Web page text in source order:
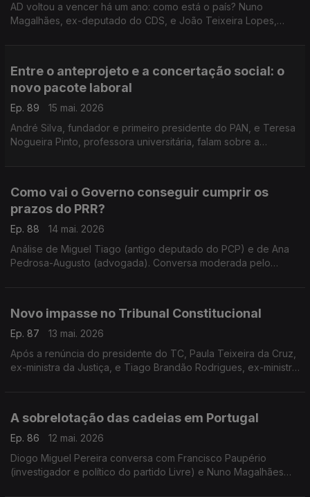
AD voltou a vencer há um ano: como está o país? Nuno
Magalhães, ex-deputado do CDS, e João Teixeira Lopes,
Entre o anteprojeto e a concertação social: o
novo pacote laboral
Ep. 89
15 mai. 2026
André Silva, fundador e primeiro presidente do PAN, e Teresa
Nogueira Pinto, professora universitária, falam sobre a
Como vai o Governo conseguir cumprir os
prazos do PRR?
Ep. 88
14 mai. 2026
Análise de Miguel Tiago (antigo deputado do PCP) e de Ana
Pedrosa-Augusto (advogada). Conversa moderada pelo
Novo impasse no Tribunal Constitucional
Ep. 87
13 mai. 2026
Após a renúncia do presidente do TC, Paula Teixeira da Cruz,
ex-ministra da Justiça, e Tiago Brandão Rodrigues, ex-ministro
A sobrelotação das cadeias em Portugal
Ep. 86
12 mai. 2026
Diogo Miguel Pereira conversa com Francisco Paupério
(investigador e político do partido Livre) e Nuno Magalhães